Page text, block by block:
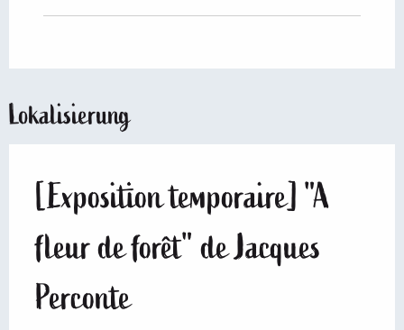
Lokalisierung
[Exposition temporaire] "A
fleur de forêt" de Jacques
Perconte